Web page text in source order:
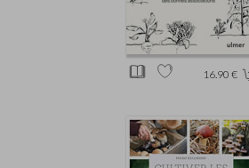
16.90 €